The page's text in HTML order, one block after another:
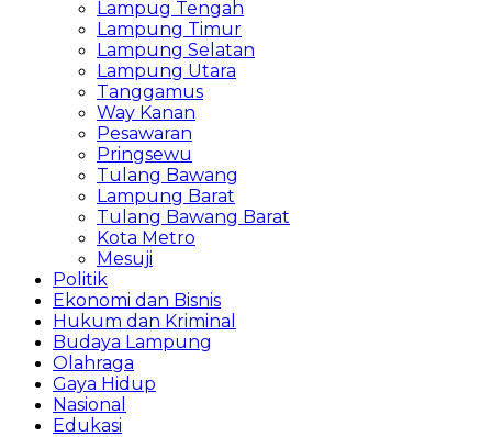
Lampug Tengah
Lampung Timur
Lampung Selatan
Lampung Utara
Tanggamus
Way Kanan
Pesawaran
Pringsewu
Tulang Bawang
Lampung Barat
Tulang Bawang Barat
Kota Metro
Mesuji
Politik
Ekonomi dan Bisnis
Hukum dan Kriminal
Budaya Lampung
Olahraga
Gaya Hidup
Nasional
Edukasi